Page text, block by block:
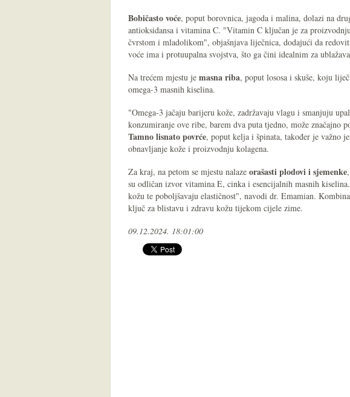
Bobičasto voće, poput borovnica, jagoda i malina, dolazi na
antioksidansa i vitamina C. "Vitamin C ključan je za
čvrstom i mladolikom", objašnjava liječnica, dodajući da
voće ima i protuupalna svojstva, što ga čini idealnim za
Na trećem mjestu je masna riba, poput lososa i skuše, koju
omega-3 masnih kiselina.
"Omega-3 jačaju barijeru kože, zadržavaju vlagu i smanjuju
konzumiranje ove ribe, barem dva puta tjedno, može značajno
Tamno lisnato povrće, poput kelja i špinata, također je važno
obnavljanje kože i proizvodnju kolagena.
Za kraj, na petom se mjestu nalaze orašasti plodovi i sjemenke
su odličan izvor vitamina E, cinka i esencijalnih masnih
kožu te poboljšavaju elastičnost", navodi dr. Emamian.
ključ za blistavu i zdravu kožu tijekom cijele zime.
09.12.2024. 18:01:00